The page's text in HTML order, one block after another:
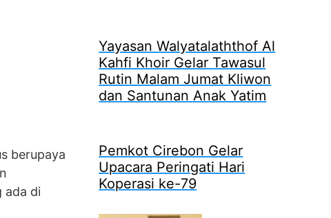
berupaya
ada di
Yayasan Walyatalaththof Al
Kahfi Khoir Gelar Tawasul
Rutin Malam Jumat Kliwon
dan Santunan Anak Yatim
Pemkot Cirebon Gelar
Upacara Peringati Hari
Koperasi ke-79